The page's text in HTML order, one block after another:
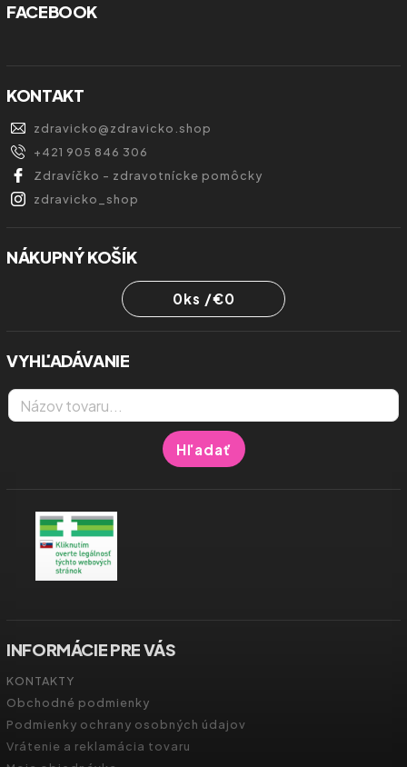
FACEBOOK
KONTAKT
zdravicko@zdravicko.shop
+421 905 846 306
Zdravíčko - zdravotnícke pomôcky
zdravicko_shop
NÁKUPNÝ KOŠÍK
0ks /€0
VYHĽADÁVANIE
Hľadať
INFORMÁCIE PRE VÁS
KONTAKTY
Obchodné podmienky
Podmienky ochrany osobných údajov
Vrátenie a reklamácia tovaru